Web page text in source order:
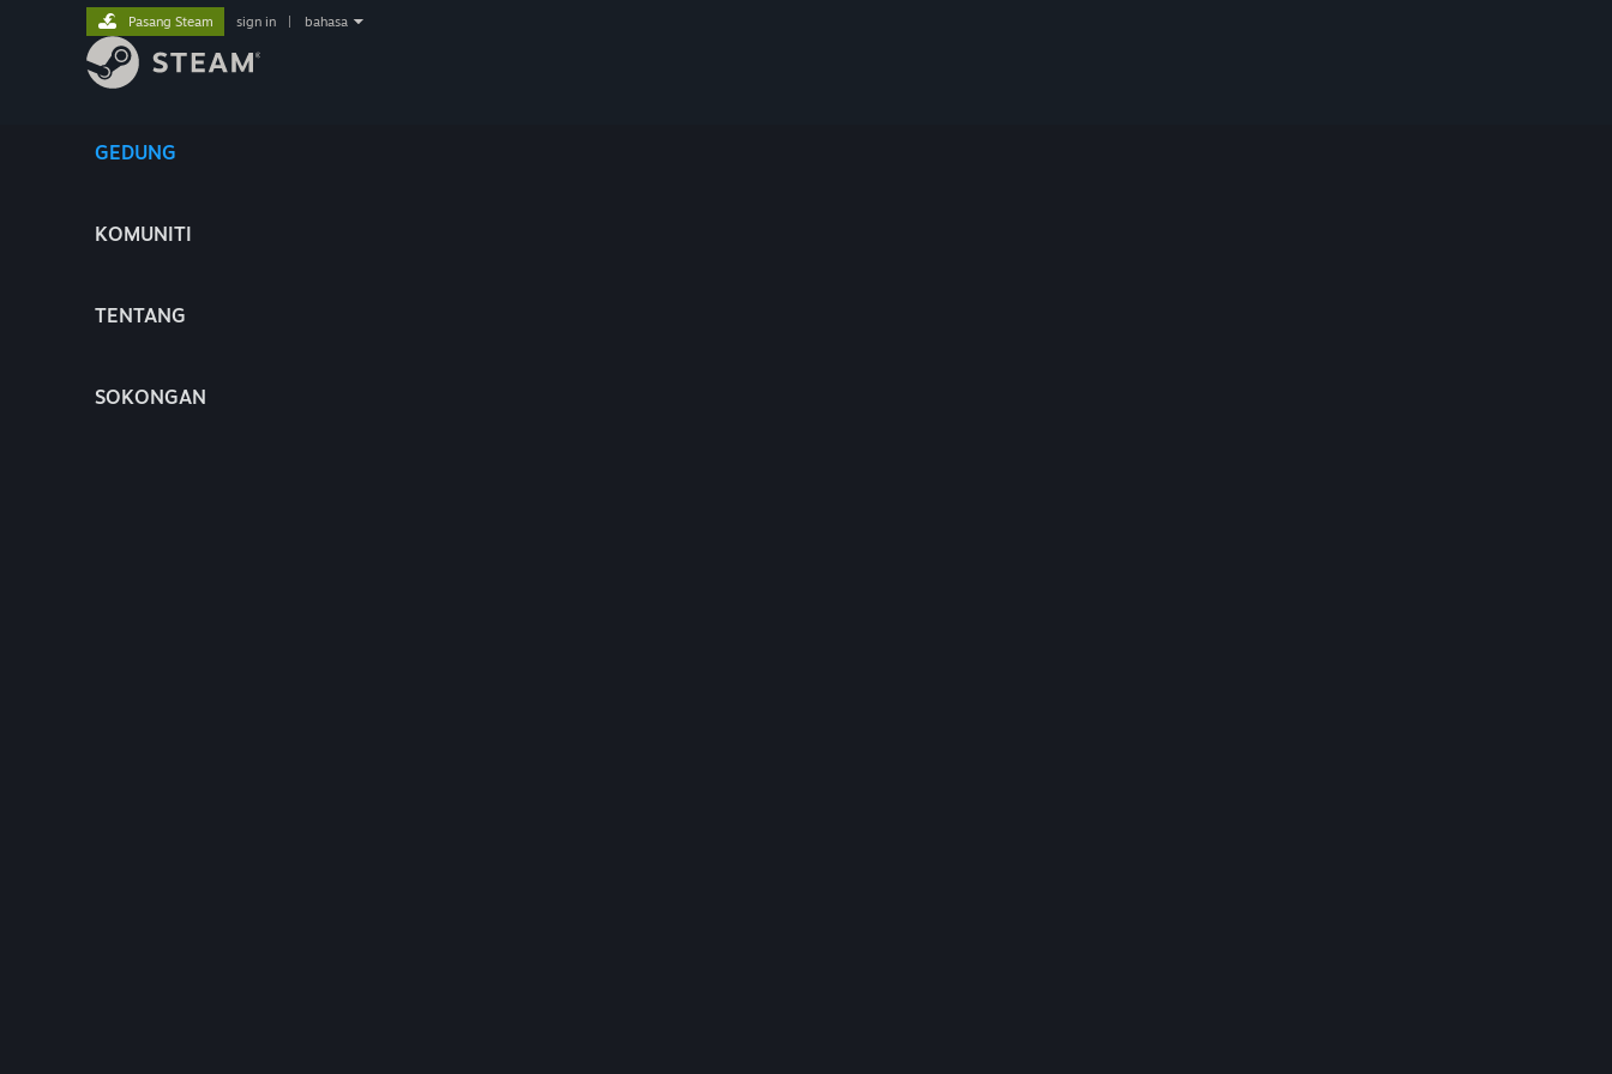
GEDUNG
KOMUNITI
TENTANG
SOKONGAN
Pasang Steam sign in bahasa